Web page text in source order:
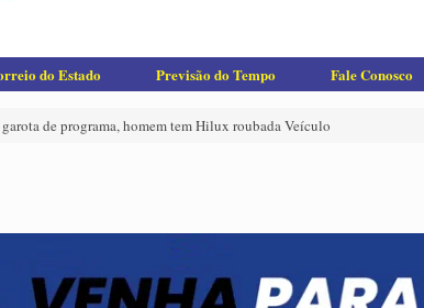
do Estado Previsão do Tempo Fale Conosco
de programa, homem tem Hilux roubada Veículo